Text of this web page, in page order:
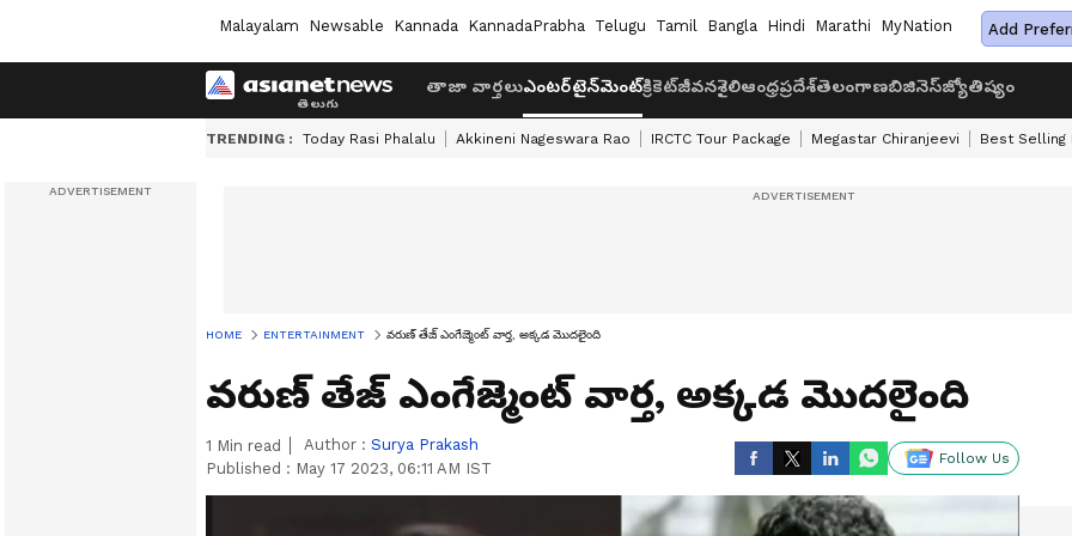
Malayalam Newsable Kannada KannadaPrabha Telugu Tamil Bangla Hindi Marathi MyNation Add
తాజా వార్తలుఎంటర్‌టైన్‌మెంట్క్రికెట్జీవనశైలిఆంధ్రప్రదేశ్తెలంగాణబిజినెస్జ్యోతిష్యం
TRENDING : Today Rasi Phalalu Akkineni Nageswara Rao IRCTC Tour Package Megastar Chiranjeevi Best Selling
HOME ENTERTAINMENT వరుణ్ తేజ్ ఎంగేజ్మెంట్ వార్త, అక్కడ మొదలైంది
వరుణ్ తేజ్ ఎంగేజ్మెంట్ వార్త, అక్కడ మొదలైంది
1 Min read Author : Surya Prakash
Published : May 17 2023, 06:11 AM IST
Follow Us